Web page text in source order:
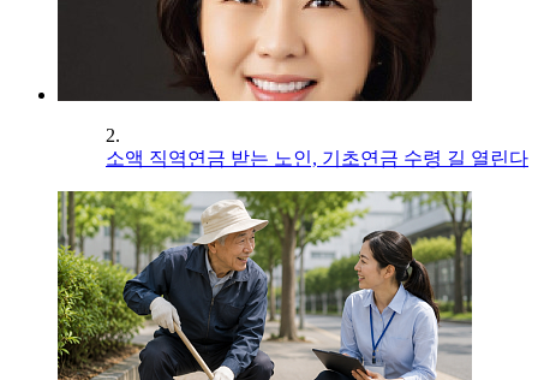
2.
소액 직역연금 받는 노인, 기초연금 수령 길 열린다